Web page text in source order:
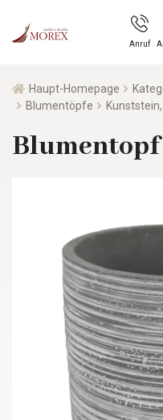
Anruf
Haupt-Homepage
Blumentöpfe
Blumentopf